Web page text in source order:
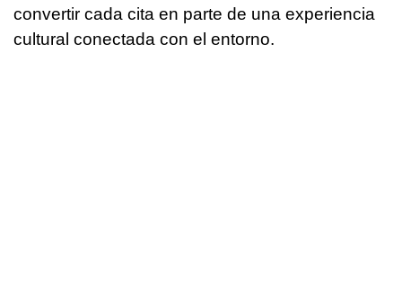
convertir cada cita en parte de una experiencia
cultural conectada con el entorno.